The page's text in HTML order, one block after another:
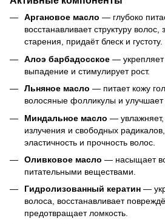
Аргановое масло — глубоко
восстанавливает структуру
старения, придаёт блеск и густоту.
Алоэ барбадосское —
выпадение и стимулирует рост.
Льняное масло — питает кожу
волосяные фолликулы и улучшает
Миндальное масло —
излучения и свободных
эластичность и прочность волос.
Оливковое масло — насыщает
питательными веществами.
Гидролизованный кератин —
волоса, восстанавливает
предотвращает ломкость.